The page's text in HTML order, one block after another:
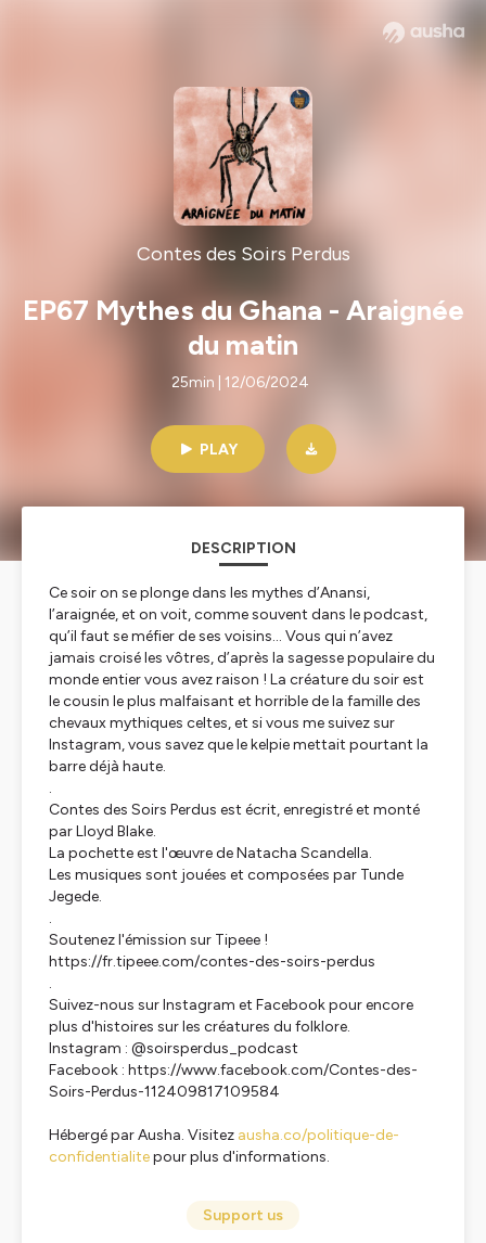
Contes des Soirs Perdus
EP67 Mythes du Ghana - Araignée
du matin
25min | 12/06/2024
PLAY
DESCRIPTION
Ce soir on se plonge dans les mythes d’Anansi,
l’araignée, et on voit, comme souvent dans le podcast,
qu’il faut se méfier de ses voisins… Vous qui n’avez
jamais croisé les vôtres, d’après la sagesse populaire du
monde entier vous avez raison ! La créature du soir est
le cousin le plus malfaisant et horrible de la famille des
chevaux mythiques celtes, et si vous me suivez sur
Instagram, vous savez que le kelpie mettait pourtant la
barre déjà haute.
.
Contes des Soirs Perdus est écrit, enregistré et monté
par Lloyd Blake.
La pochette est l'œuvre de Natacha Scandella.
Les musiques sont jouées et composées par Tunde
Jegede.
.
Soutenez l'émission sur Tipeee !
https://fr.tipeee.com/contes-des-soirs-perdus
.
Suivez-nous sur Instagram et Facebook pour encore
plus d'histoires sur les créatures du folklore.
Instagram : @soirsperdus_podcast
Facebook : https://www.facebook.com/Contes-des-
Soirs-Perdus-112409817109584
Hébergé par Ausha. Visitez ausha.co/politique-de-
confidentialitepour plus d'informations.
Support us